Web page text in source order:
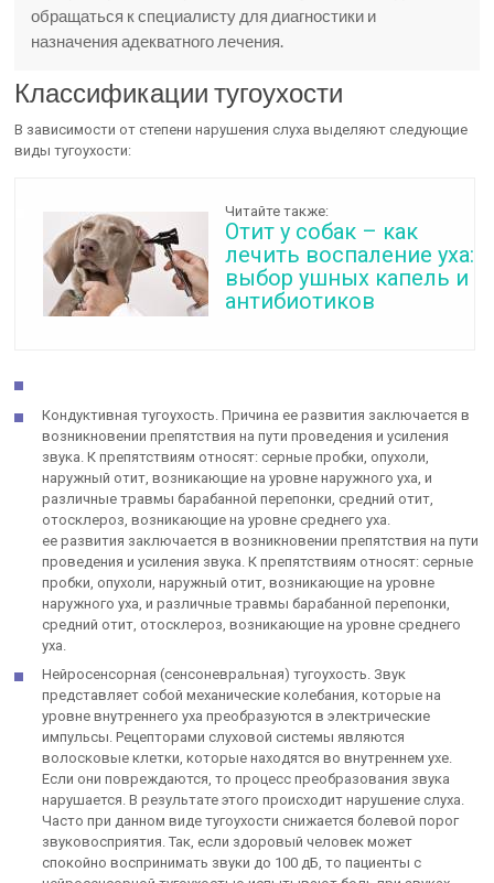
обращаться к специалисту для диагностики и
назначения адекватного лечения.
Классификации тугоухости
В зависимости от степени нарушения слуха выделяют следующие
виды тугоухости:
Читайте также:
Отит у собак – как
лечить воспаление уха:
выбор ушных капель и
антибиотиков
Кондуктивная тугоухость. Причина ее развития заключается в
возникновении препятствия на пути проведения и усиления
звука. К препятствиям относят: серные пробки, опухоли,
наружный отит, возникающие на уровне наружного уха, и
различные травмы барабанной перепонки, средний отит,
отосклероз, возникающие на уровне среднего уха.
ее развития заключается в возникновении препятствия на пути
проведения и усиления звука. К препятствиям относят: серные
пробки, опухоли, наружный отит, возникающие на уровне
наружного уха, и различные травмы барабанной перепонки,
средний отит, отосклероз, возникающие на уровне среднего
уха.
Нейросенсорная (сенсоневральная) тугоухость. Звук
представляет собой механические колебания, которые на
уровне внутреннего уха преобразуются в электрические
импульсы. Рецепторами слуховой системы являются
волосковые клетки, которые находятся во внутреннем ухе.
Если они повреждаются, то процесс преобразования звука
нарушается. В результате этого происходит нарушение слуха.
Часто при данном виде тугоухости снижается болевой порог
звуковосприятия. Так, если здоровый человек может
спокойно воспринимать звуки до 100 дБ, то пациенты с